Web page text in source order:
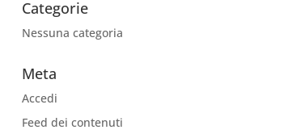
Categorie
Nessuna categoria
Meta
Accedi
Feed dei contenuti